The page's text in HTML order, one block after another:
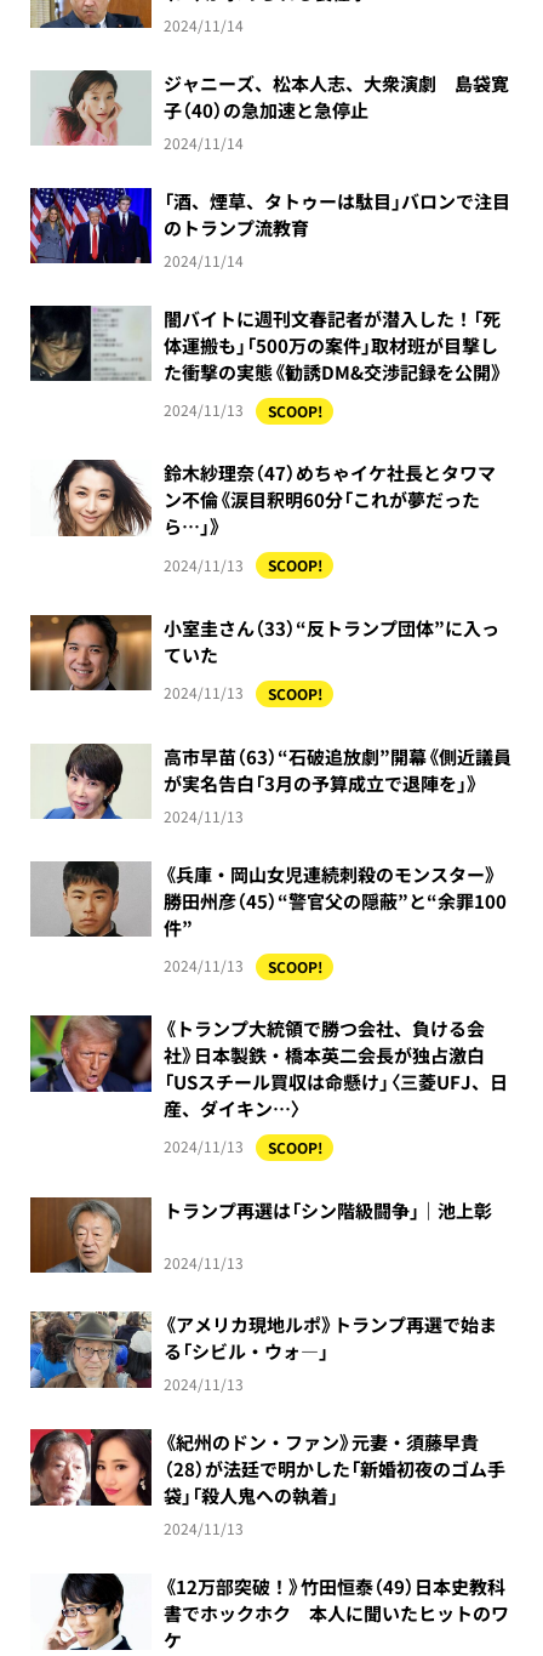
2024/11/14
ジャニーズ、松本人志、大衆演劇 島袋寛
子（40）の急加速と急停止
2024/11/14
「酒、煙草、タトゥーは駄目」バロンで注目
のトランプ流教育
2024/11/14
闇バイトに週刊文春記者が潜入した！「死
体運搬も」「500万の案件」取材班が目撃し
た衝撃の実態《勧誘DM&交渉記録を公開》
2024/11/13 SCOOP!
鈴木紗理奈（47）めちゃイケ社長とタワマ
ン不倫《涙目釈明60分「これが夢だった
ら…」》
2024/11/13 SCOOP!
小室圭さん（33）“反トランプ団体”に入っ
ていた
2024/11/13 SCOOP!
高市早苗（63）“石破追放劇”開幕《側近議員
が実名告白「3月の予算成立で退陣を」》
2024/11/13
《兵庫・岡山女児連続刺殺のモンスター》
勝田州彦（45）“警官父の隠蔽”と“余罪100
件”
2024/11/13 SCOOP!
《トランプ大統領で勝つ会社、負ける会
社》日本製鉄・橋本英二会長が独占激白
「USスチール買収は命懸け」〈三菱UFJ、日
産、ダイキン…〉
2024/11/13 SCOOP!
トランプ再選は「シン階級闘争」｜池上彰
2024/11/13
《アメリカ現地ルポ》トランプ再選で始ま
る「シビル・ウォ―」
2024/11/13
《紀州のドン・ファン》元妻・須藤早貴
（28）が法廷で明かした「新婚初夜のゴム手
袋」「殺人鬼への執着」
2024/11/13
《12万部突破！》竹田恒泰（49）日本史教科
書でホックホク 本人に聞いたヒットのワ
ケ